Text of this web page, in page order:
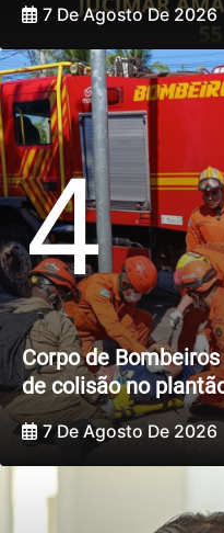
7 De Agosto De 2026
4
Corpo de
de colisão no
7 De Agosto De 2026